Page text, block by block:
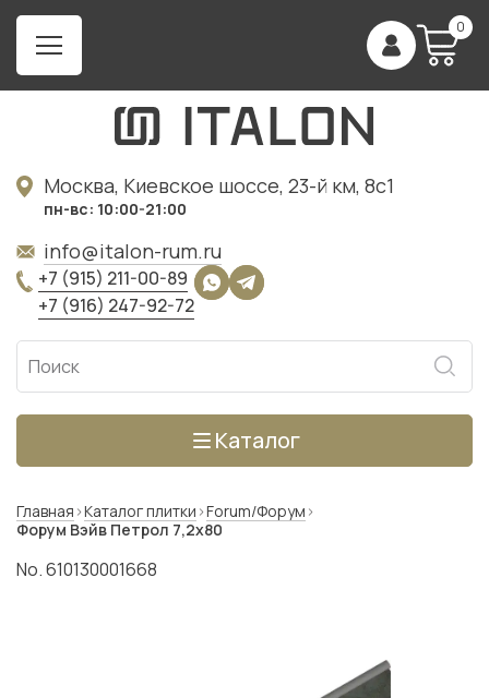
0
Москва, Киевское шоссе, 23-й км, 8с1
пн-вс: 10:00-21:00
info@italon-rum.ru
+7 (915) 211-00-89
+7 (916) 247-92-72
Каталог
Главная Каталог плитки Forum/Форум
Форум Вэйв Петрол 7,2x80
No. 610130001668